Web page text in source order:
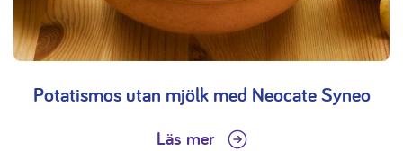
Potatismos utan mjölk med Neocate Syneo
Läs mer